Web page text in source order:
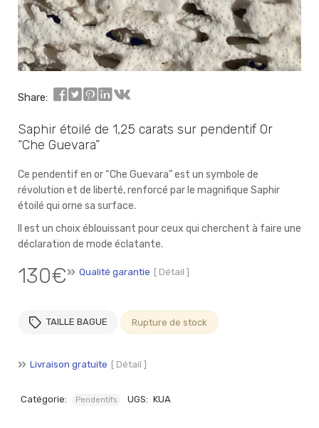
Share:
Saphir étoilé de 1,25 carats sur pendentif Or
“Che Guevara”
Ce pendentif en or “Che Guevara” est un symbole de
révolution et de liberté, renforcé par le magnifique Saphir
étoilé qui orne sa surface.
Il est un choix éblouissant pour ceux qui cherchent à faire une
déclaration de mode éclatante.
130€ Qualité garantie [ Détail ]
TAILLE BAGUE Rupture de stock
Livraison gratuite [ Détail ]
Catégorie: Pendentifs UGS: KUA